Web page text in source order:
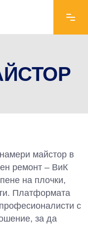
майстор в
ремонт – ВиК
на плочки,
Платформата
с
за да